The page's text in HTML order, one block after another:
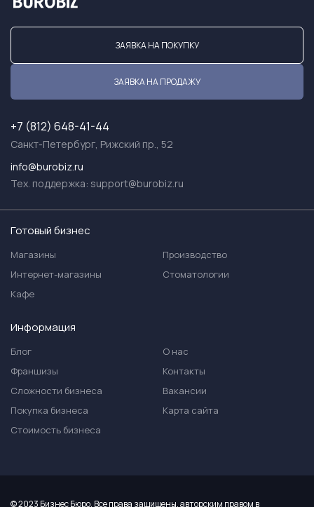
ЗАЯВКА НА ПОКУПКУ
ЗАЯВКА НА ПРОДАЖУ
+7 (812) 648-41-44
Санкт-Петербург, Рижский пр., 52
info@burobiz.ru
Тех. поддержка: support@burobiz.ru
Готовый бизнес
Магазины
Интернет-магазины
Кафе
Производство
Стоматологии
Информация
Блог
Франшизы
Сложности бизнеса
Покупка бизнеса
Стоимость бизнеса
О нас
Контакты
Вакансии
Карта сайта
© 2023 Бизнес Бюро. Все права защищены, авторским правом в